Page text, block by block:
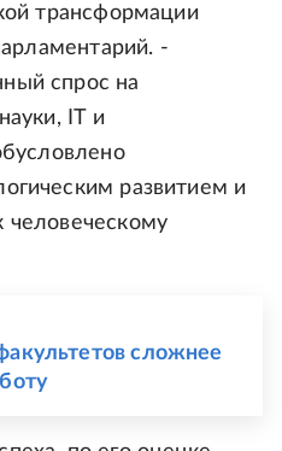
трансформации
-
спрос на
IT и
развитием и
сложнее